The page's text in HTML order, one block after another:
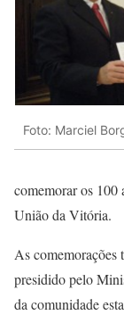
Foto: Marciel
comemorar os 100
União da Vitória.
As
presidido pelo
da comunidade